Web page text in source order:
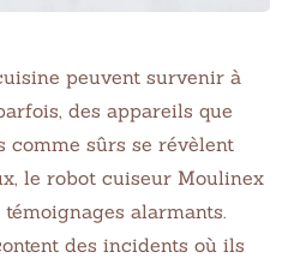
peuvent survenir à
des appareils que
comme sûrs se révèlent
le robot cuiseur Moulinex
alarmants.
des incidents où ils